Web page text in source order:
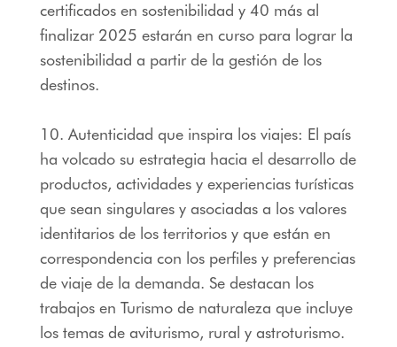
certificados en sostenibilidad y 40 más al
finalizar 2025 estarán en curso para lograr la
sostenibilidad a partir de la gestión de los
destinos.
10. Autenticidad que inspira los viajes: El país
ha volcado su estrategia hacia el desarrollo de
productos, actividades y experiencias turísticas
que sean singulares y asociadas a los valores
identitarios de los territorios y que están en
correspondencia con los perfiles y preferencias
de viaje de la demanda. Se destacan los
trabajos en Turismo de naturaleza que incluye
los temas de aviturismo, rural y astroturismo.